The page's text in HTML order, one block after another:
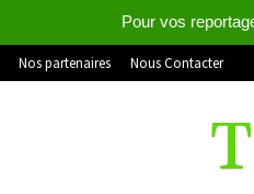
Pour vos
Nos partenaires Nous Contacter